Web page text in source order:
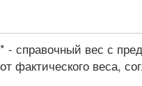
* - справочный вес с
от фактического веса,